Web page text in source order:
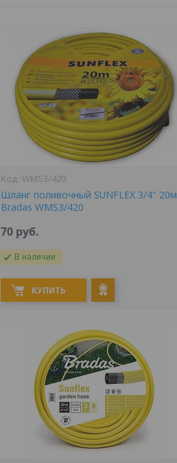
WMS3/420
Шланг поливочный SUNFLEX 3/4" 20м
Bradas WMS3/420
70 руб.
В наличии
КУПИТЬ